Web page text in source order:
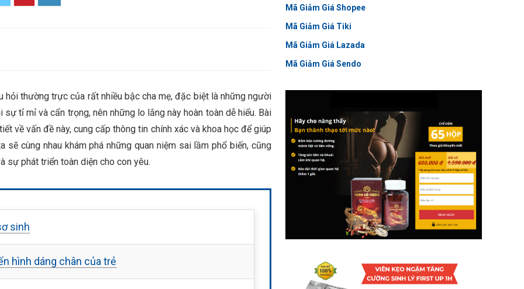
thường trực của rất nhiều bậc cha mẹ, đặc biệt là những người
tỉ mỉ và cẩn trọng, nên những lo lắng này hoàn toàn dễ hiểu. Bài
về vấn đề này, cung cấp thông tin chính xác và khoa học để giúp
cùng nhau khám phá những quan niệm sai lầm phổ biến, cũng
sự phát triển toàn diện cho con yêu.
sinh
hình dáng chân của trẻ
Mã Giảm Giá Shopee
Mã Giảm Giá Tiki
Mã Giảm Giá Lazada
Mã Giảm Giá Sendo